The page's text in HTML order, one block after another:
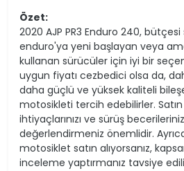
Özet:
2020 AJP PR3 Enduro 240, bütçesi
enduro'ya yeni başlayan veya
kullanan sürücüler için iyi bir
uygun fiyatı cezbedici olsa da,
daha güçlü ve yüksek kaliteli
motosikleti tercih edebilirler.
ihtiyaçlarınızı ve sürüş
değerlendirmeniz önemlidir.
motosiklet satın alıyorsanız,
inceleme yaptırmanız tavsiye